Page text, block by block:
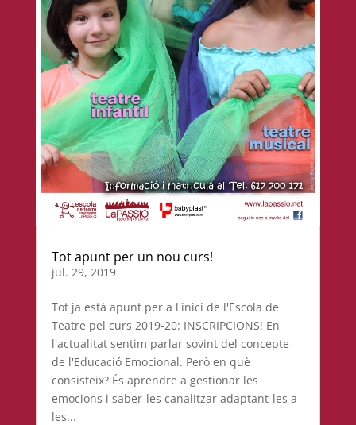
Tot apunt per un nou curs!
jul. 29, 2019
Tot ja està apunt per a l'inici de l'Escola de
Teatre pel curs 2019-20: INSCRIPCIONS! En
l'actualitat sentim parlar sovint del concepte
de l'Educació Emocional. Però en què
consisteix? És aprendre a gestionar les
emocions i saber-les canalitzar adaptant-les a
les...